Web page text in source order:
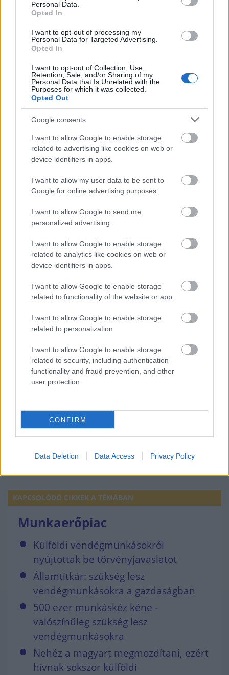
Personal Data.
Opted In
I want to opt-out of processing my
Personal Data for Targeted Advertising.
Opted In
I want to opt-out of Collection, Use,
Retention, Sale, and/or Sharing of my
Personal Data that Is Unrelated with the
Purposes for which it was collected.
Opted Out
Google consents
I want to allow Google to enable storage
related to advertising like cookies on web or
device identifiers in apps.
I want to allow my user data to be sent to
Google for online advertising purposes.
I want to allow Google to send me
personalized advertising.
I want to allow Google to enable storage
related to analytics like cookies on web or
device identifiers in apps.
I want to allow Google to enable storage
related to functionality of the website or app.
I want to allow Google to enable storage
related to personalization.
I want to allow Google to enable storage
related to security, including authentication
functionality and fraud prevention, and other
user protection.
CONFIRM
Data Deletion Data Access Privacy Policy
Ehhez piaci információkat kell gyűjteni,
vizsgálni kell a hazai és a lehetséges küldő
országban érvényben lévő szabályozásokat:
törvényeket, idegenrendészeti előírásokat.
Nincsenek kész tanulmányok, sémák, főleg, ha
a munkaerő-kölcsönző cég elsők k
területek felé, mindent magának kell
összegyűjteni. Valamint a versenytársak
természetesen nem osztják meg egymással a
sok utánajárással és munkával megszerzett
információkat. Amennyiben ezek alapján úgy
dönt a HR-szolgáltató, hogy nyit az ad
terület felé, következik a politikai kapcsolatok
kiépítése. Követségekkel, konzulátusokkal,
hivatalos szervekkel kell megismerkedni, majd
megkeresni a partnert és kiválasztani a
együttműködési kereteket és a cégek
folyamatait összefésülni. Akkor lesz igazán
sikeres egy HR-szolgáltató, ha mindezek
mellett odafigyel és felelősen tevékenykedik
mind a munkaerő-kölcsönzésben érintett
munkavállalók, mind az őket foglalkoztató
őtt tartásával. Ez a HR-szolgáltató erkölcsi és
üzleti kötelessége is.
KAPCSOLÓDÓ CIKKEK A TÉMÁBAN
Munkaerőpiac
Külföldi vendégmunkásokról
nyújtottak be törvényjavaslatot
Államtitkár: szükség lesz
vendégmunkásokra a gazdaságban
500 ezer munkáskéz kéne -
valószínűleg szükség lesz
vendégmunkásokra
Nehéz a magyart megmozdítani, ezért
hívnak sokszor külföldi